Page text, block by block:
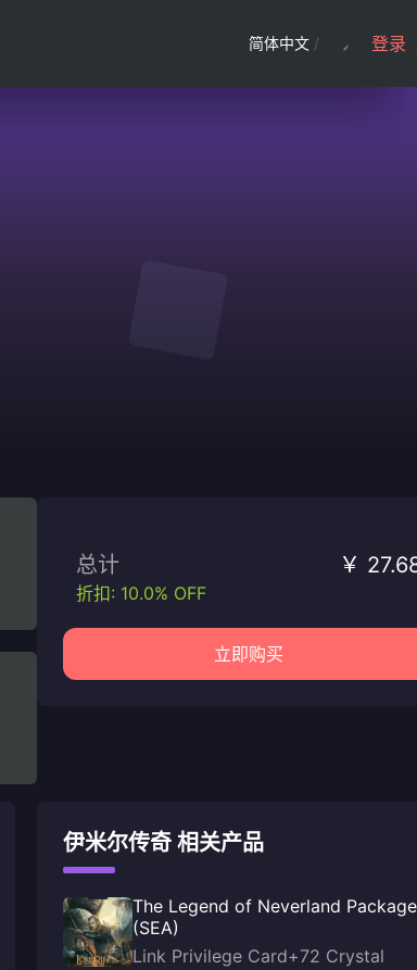
简体中文 / 登录
总计 ￥
折扣: 10.0% OFF
立即购买
伊米尔传奇 相关产品
The Legend of Neverland Package
(SEA)
Link Privilege Card+72 Crystal